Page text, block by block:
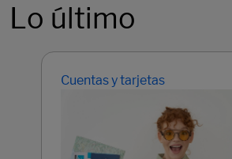
Lo último
Cuentas y tarjetas